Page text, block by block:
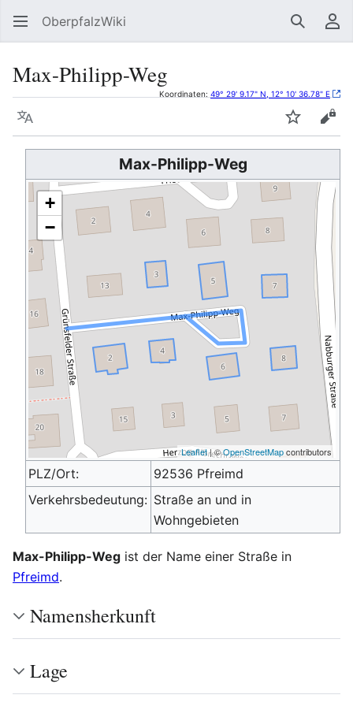
OberpfalzWiki Suchen
Max-Philipp-Weg
Sprache
Koordinaten: 49° 29' 9.17" N, 12° 10' 36.78" E
Max-Philipp-Weg
+
−
Leaflet| ©OpenStreetMapcontributors
PLZ/Ort:
92536 Pfreimd
Verkehrsbedeutung: Straße an und in
Wohngebieten
Max-Philipp-Weg ist der Name einer Straße in
Pfreimd.
Namensherkunft
Lage